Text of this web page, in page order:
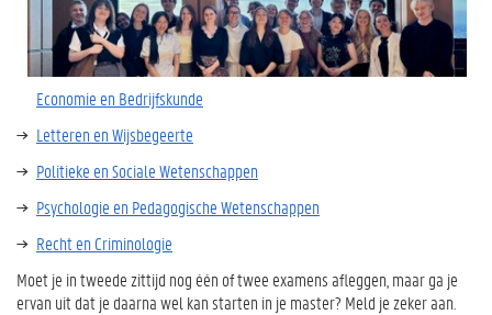
Economie en Bedrijfskunde
Letteren en Wijsbegeerte
Politieke en Sociale Wetenschappen
Psychologie en Pedagogische Wetenschappen
Recht en Criminologie
Moet je in tweede zittijd nog één of twee examens afleggen, maar ga je
ervan uit dat je daarna wel kan starten in je master? Meld je zeker aan.